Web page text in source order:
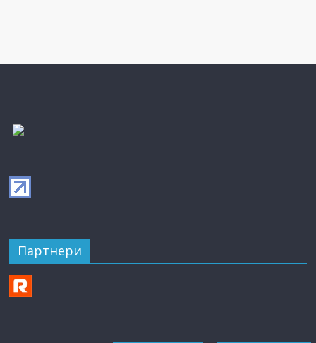
Партнери